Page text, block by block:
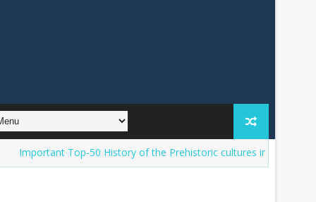
Top-50 History of the Prehistoric cultures in India Question